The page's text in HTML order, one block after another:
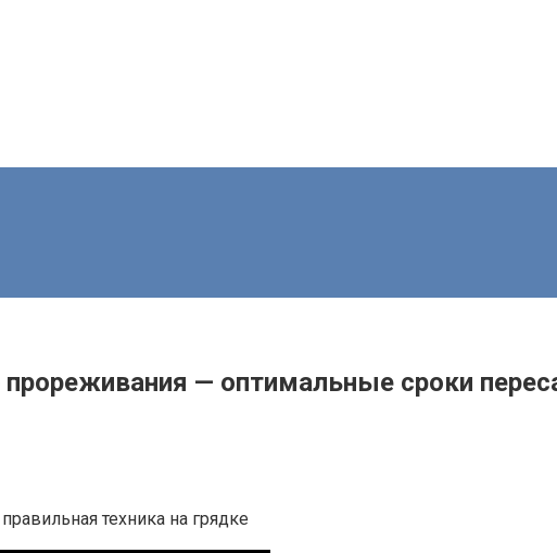
— оптимальные сроки